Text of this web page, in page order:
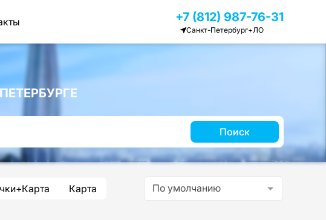
+7 (812) 987-76-31
Санкт-Петербург+ЛО
Поиск
Карта По умолчанию